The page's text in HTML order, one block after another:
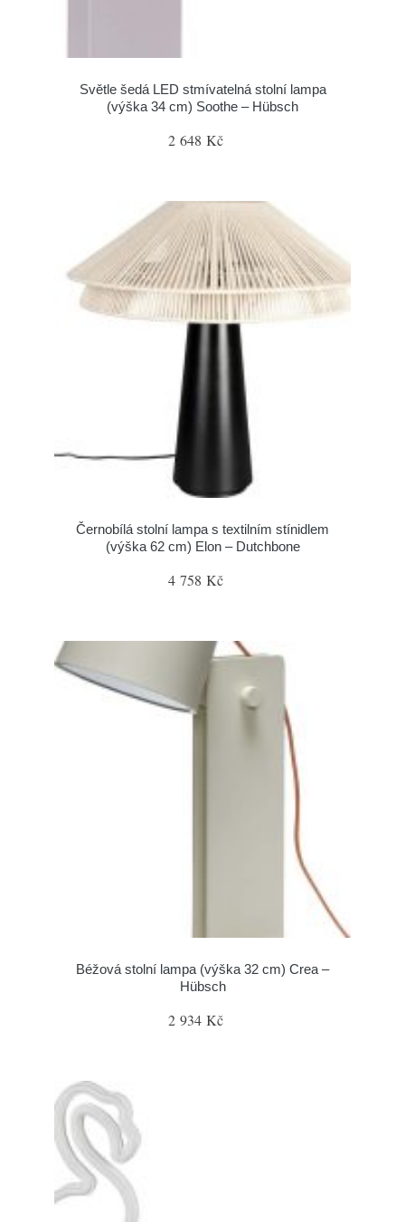
Světle šedá LED stmívatelná stolní lampa
(výška 34 cm) Soothe – Hübsch
2 648 Kč
Černobílá stolní lampa s textilním stínidlem
(výška 62 cm) Elon – Dutchbone
4 758 Kč
Béžová stolní lampa (výška 32 cm) Crea –
Hübsch
2 934 Kč